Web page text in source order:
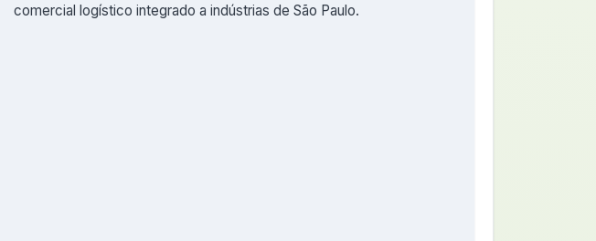
comercial logístico integrado a indústrias de São Paulo.